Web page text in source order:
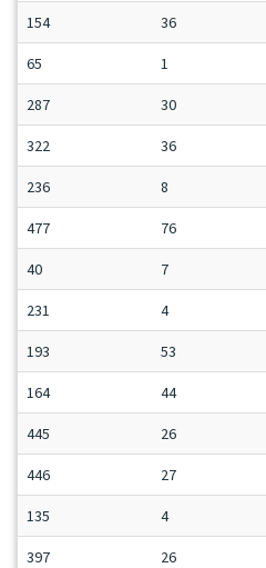
154 36
65 1
287 30
322 36
236 8
477 76
40 7
231 4
193 53
164 44
445 26
446 27
135 4
397 26